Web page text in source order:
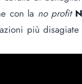
con la no profit
più